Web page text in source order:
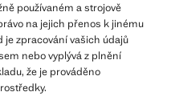
používaném a strojově
na jejich přenos k jinému
je zpracování vašich údajů
nebo vyplývá z plnění
že je prováděno